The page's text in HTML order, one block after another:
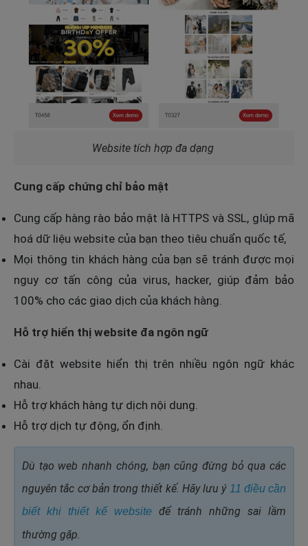
Website tích hợp đa dạng
Cung cấp chứng chỉ bảo mật
Cung cấp hàng rào bảo mật là HTTPS và SSL, gIúp mã
hoá dữ liệu website của bạn theo tiêu chuẩn quốc tế,
Mọi thông tin khách hàng của bạn sẽ tránh được mọi
nguy cơ tấn công của virus, hacker, giúp đảm bảo
100% cho các giao dịch của khách hàng.
Hỗ trợ hiển thị website đa ngôn ngữ
Cài đặt website hiển thị trên nhiều ngôn ngữ khác
nhau.
Hỗ trợ khách hàng tự dịch nội dung.
Hỗ trợ dịch tự động, ổn định.
Dù tạo web nhanh chóng, bạn cũng đừng bỏ qua các
nguyên tắc cơ bản trong thiết kế. Hãy lưu ý 11 điều cần
biết khi thiết kế website để tránh những sai lầm
thường gặp.